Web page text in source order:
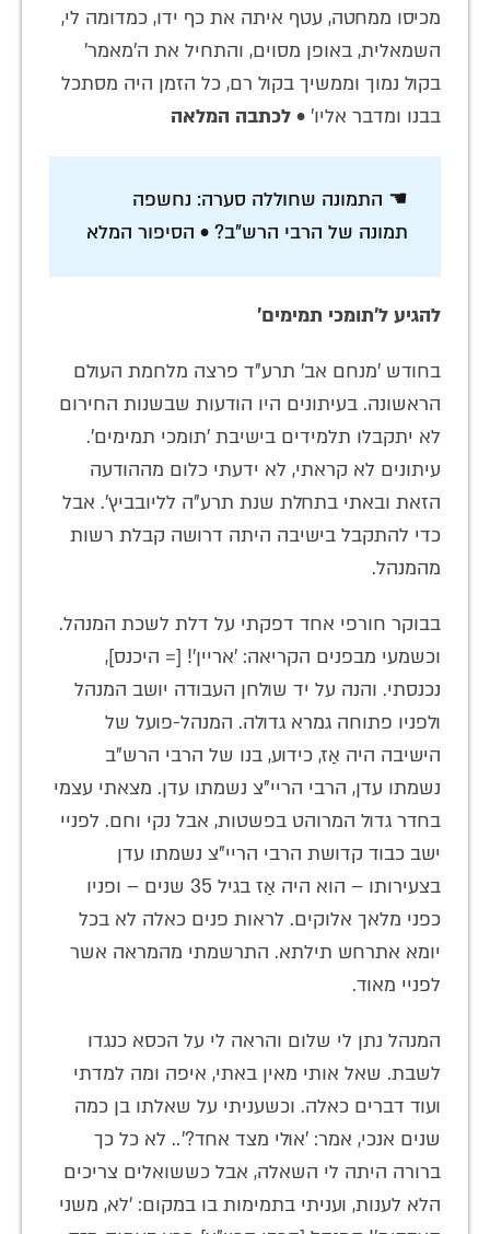
מכיסו ממחטה, עטף איתה את כף ידו, כמדומה לי,
השמאלית, באופן מסוים, והתחיל את ה'מאמר'
בקול נמוך וממשיך בקול רם, כל הזמן היה מסתכל
בבנו ומדבר אליו' • לכתבה המלאה
☚ התמונה שחוללה סערה: נחשפה
תמונה של הרבי הרש"ב? • הסיפור המלא
להגיע ל'תומכי תמימים'
בחודש 'מנחם אב' תרע"ד פרצה מלחמת העולם
הראשונה. בעיתונים היו הודעות שבשנות החירום
לא יתקבלו תלמידים בישיבת 'תומכי תמימים'.
עיתונים לא קראתי, לא ידעתי כלום מההודעה
הזאת ובאתי בתחלת שנת תרע"ה לליובביץ'. אבל
כדי להתקבל בישיבה היתה דרושה קבלת רשות
מהמנהל.
בבוקר חורפי אחד דפקתי על דלת לשכת המנהל.
וכשמעי מבפנים הקריאה: 'אריין'! [= היכנס],
נכנסתי. והנה על יד שולחן העבודה יושב המנהל
ולפניו פתוחה גמרא גדולה. המנהל-פועל של
הישיבה היה אַז, כידוע, בנו של הרבי הרש"ב
נשמתו עדן, הרבי הריי"צ נשמתו עדן. מצאתי עצמי
בחדר גדול המרוהט בפשטות, אבל נקי וחם. לפניי
ישב כבוד קדושת הרבי הריי"צ נשמתו עדן
בצעירותו – הוא היה אַז בגיל 35 שנים – ופניו
כפני מלאך אלוקים. לראות פנים כאלה לא בכל
יומא אתרחש תילתא. התרשמתי מהמראה אשר
לפניי מאוד.
המנהל נתן לי שלום והראה לי על הכסא כנגדו
לשבת. שאל אותי מאין באתי, איפה ומה למדתי
ועוד דברים כאלה. וכשעניתי על שאלתו בן כמה
שנים אנכי, אמר: 'אולי מצד אחד?'.. לא כל כך
ברורה היתה לי השאלה, אבל כששואלים צריכים
הלא לענות, ועניתי בתמימות בו במקום: 'לא, משני